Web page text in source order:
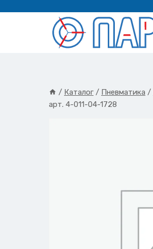
содержимому
/ Каталог / Пневматика /
арт. 4-011-04-1728